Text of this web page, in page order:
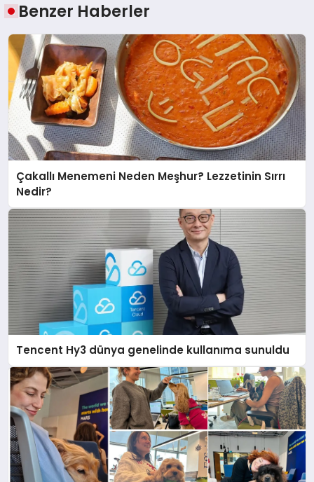
Benzer Haberler
Çakallı Menemeni Neden Meşhur? Lezzetinin Sırrı
Nedir?
Tencent Hy3 dünya genelinde kullanıma sunuldu